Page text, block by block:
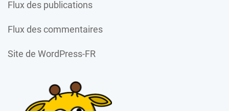
Flux des publications
Flux des commentaires
Site de WordPress-FR